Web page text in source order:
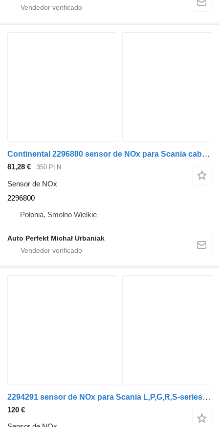
Continental 2296800 sensor de NOx para Scania cabeza tractora
81,28 € 350 PLN
Sensor de NOx
2296800
Polonia, Smolno Wielkie
Auto Perfekt Michał Urbaniak
2294291 sensor de NOx para Scania L,P,G,R,S-series (2016) cabeza tractora
120 €